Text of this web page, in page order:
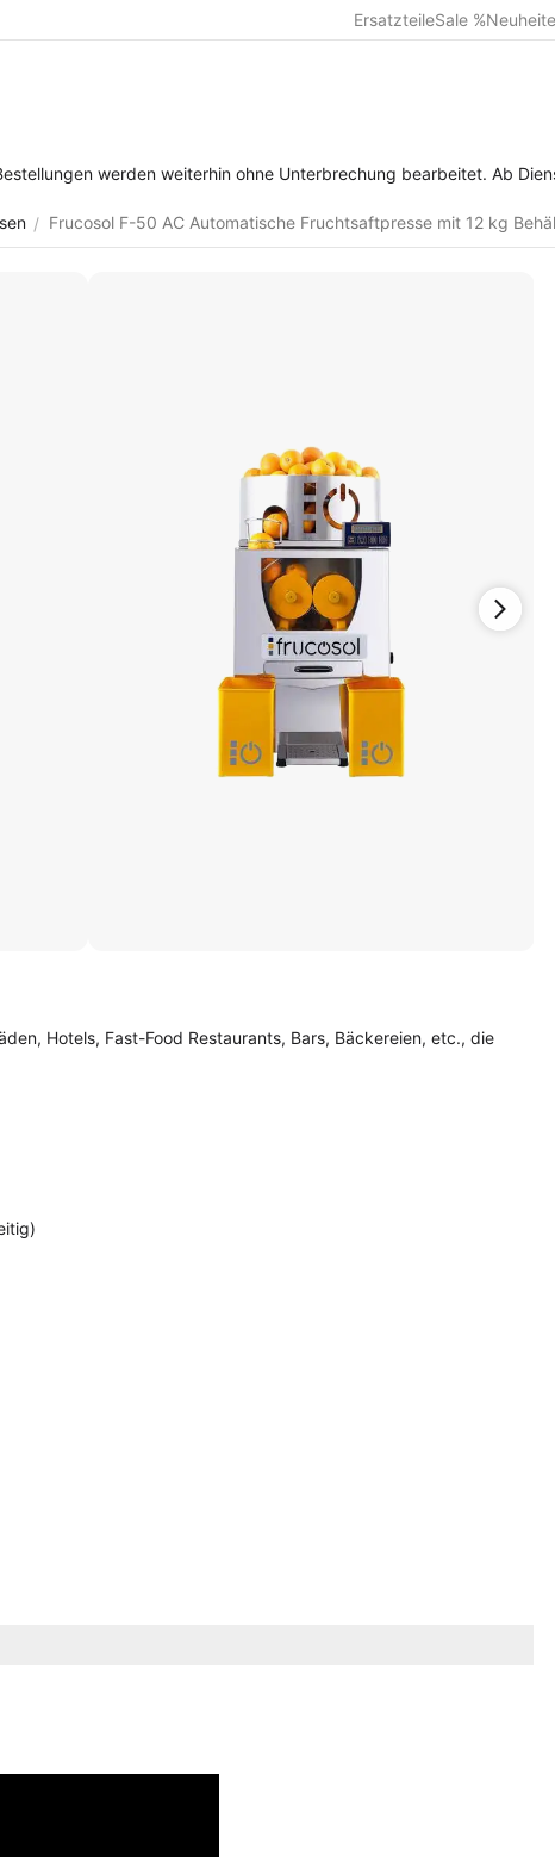
ErsatzteileSale %
weiterhin ohne Unterbrechung bearbeitet. Ab Dienstag,
/ Frucosol F-50 AC Automatische Fruchtsaftpresse mit 12 kg
Hotels, Fast-Food Restaurants, Bars, Bäckereien, etc., die